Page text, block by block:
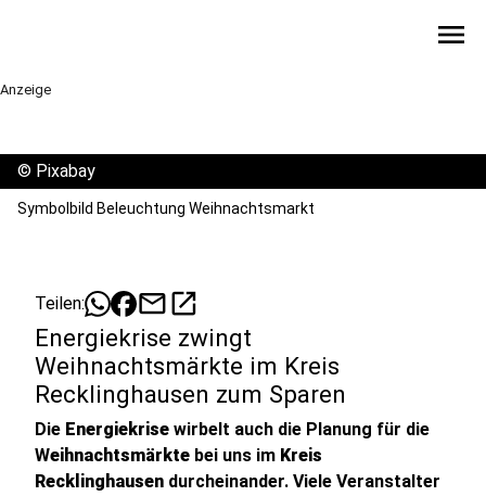
menu
Anzeige
© Pixabay
Symbolbild Beleuchtung Weihnachtsmarkt
Teilen: mailopen_in_new
Energiekrise zwingt
Weihnachtsmärkte im Kreis
Recklinghausen zum Sparen
Die Energiekrise wirbelt auch die Planung für die
Weihnachtsmärkte bei uns im Kreis
Recklinghausen durcheinander. Viele Veranstalter